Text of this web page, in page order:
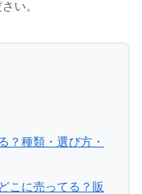
い。
？種類・選び方・
こに売ってる？販